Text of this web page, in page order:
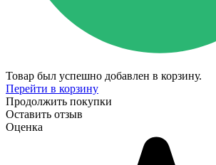
Товар был успешно добавлен в корзину.
Перейти в корзину
Продолжить покупки
Оставить отзыв
Оценка